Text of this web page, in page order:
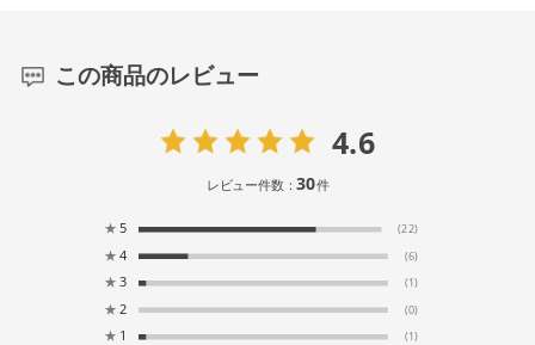
この商品のレビュー
4.6
レビュー件数：30件
★ 5 (22)
★ 4 (6)
★ 3 (1)
★ 2 (0)
★ 1 (1)